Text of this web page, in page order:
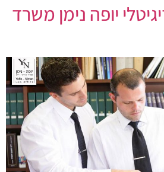
יופה נימן משרד